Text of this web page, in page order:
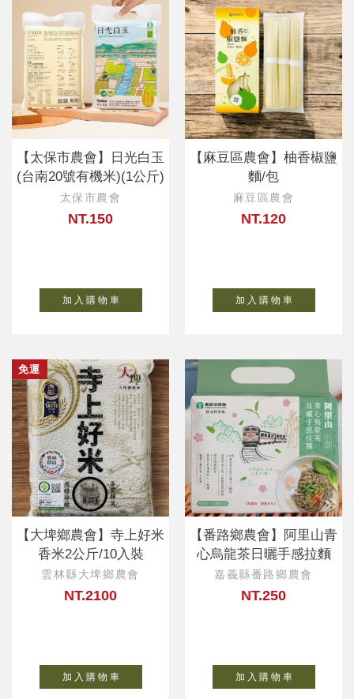
【太保市農會】日光白玉
(台南20號有機米)(1公斤)
太保市農會
NT.150
加 入 購 物 車
【麻豆區農會】柚香椒鹽
麵/包
麻豆區農會
NT.120
加 入 購 物 車
免運
【大埤鄉農會】寺上好米
香米2公斤/10入裝
雲林縣大埤鄉農會
NT.2100
加 入 購 物 車
【番路鄉農會】阿里山青
心烏龍茶日曬手感拉麵
嘉義縣番路鄉農會
NT.250
加 入 購 物 車